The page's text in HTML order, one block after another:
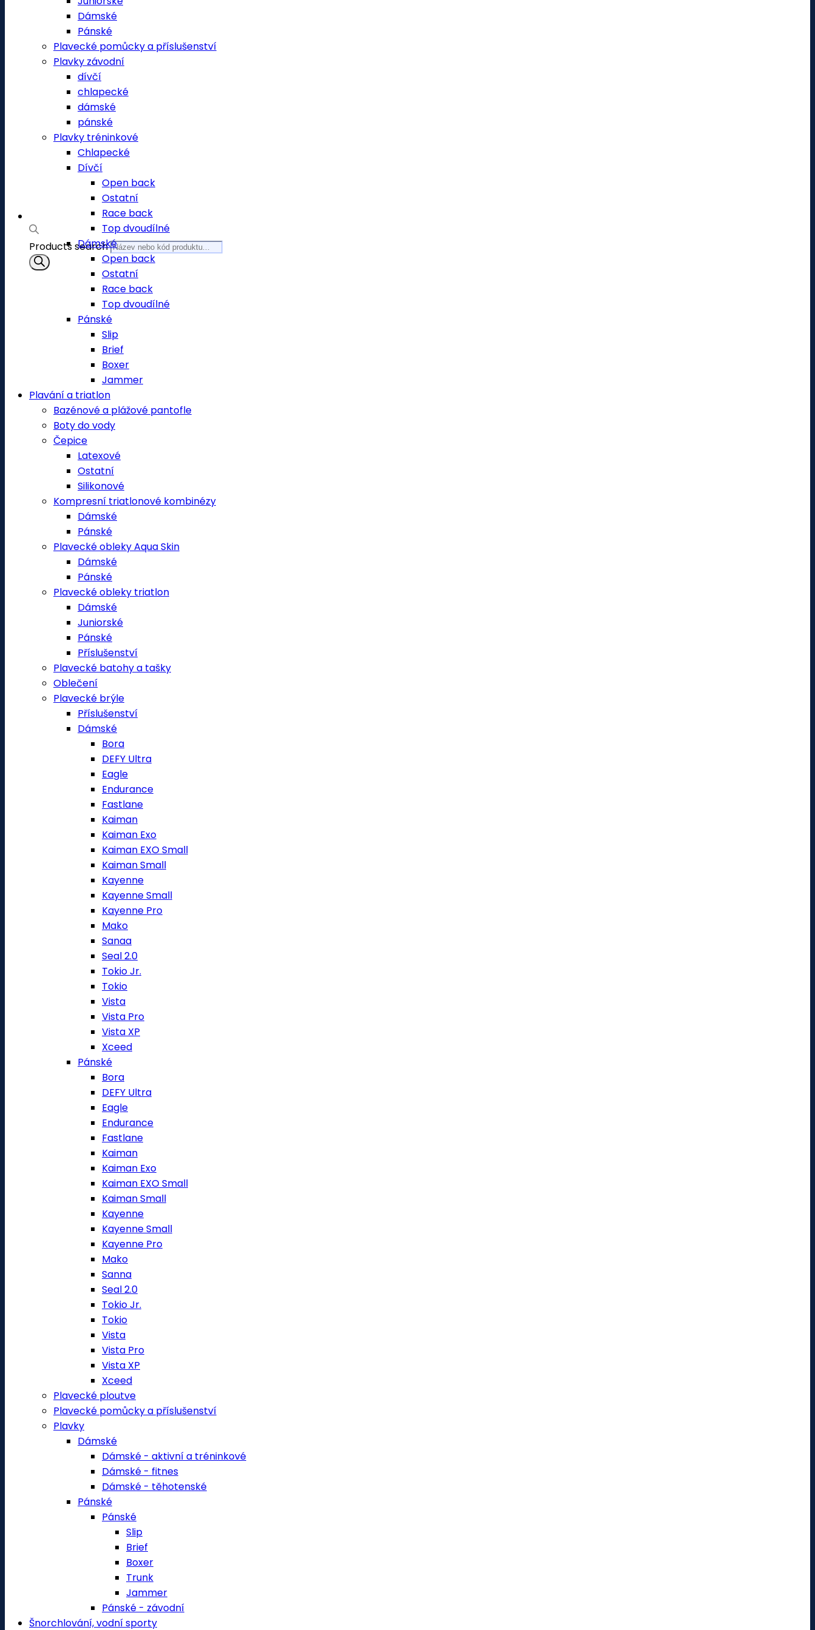
Products search
Dámské
Pánské
Plavecké pomůcky a příslušenství
Plavky závodní
dívčí
chlapecké
dámské
pánské
Plavky tréninkové
Chlapecké
Dívčí
Open back
Ostatní
Race back
Top dvoudílné
Dámské
Open back
Ostatní
Race back
Top dvoudílné
Pánské
Slip
Brief
Boxer
Jammer
Plavání a triatlon
Bazénové a plážové pantofle
Boty do vody
Čepice
Latexové
Ostatní
Silikonové
Kompresní triatlonové kombinézy
Dámské
Pánské
Plavecké obleky Aqua Skin
Dámské
Pánské
Plavecké obleky triatlon
Dámské
Juniorské
Pánské
Příslušenství
Plavecké batohy a tašky
Oblečení
Plavecké brýle
Příslušenství
Dámské
Bora
DEFY Ultra
Eagle
Endurance
Fastlane
Kaiman
Kaiman Exo
Kaiman EXO Small
Kaiman Small
Kayenne
Kayenne Small
Kayenne Pro
Mako
Sanaa
Seal 2.0
Tokio Jr.
Tokio
Vista
Vista Pro
Vista XP
Xceed
Pánské
Bora
DEFY Ultra
Eagle
Endurance
Fastlane
Kaiman
Kaiman Exo
Kaiman EXO Small
Kaiman Small
Kayenne
Kayenne Small
Kayenne Pro
Mako
Sanna
Seal 2.0
Tokio Jr.
Tokio
Vista
Vista Pro
Vista XP
Xceed
Plavecké ploutve
Plavecké pomůcky a příslušenství
Plavky
Dámské
Dámské - aktivní a tréninkové
Dámské - fitnes
Dámské - těhotenské
Pánské
Pánské
Slip
Brief
Boxer
Trunk
Jammer
Pánské - závodní
Šnorchlování, vodní sporty